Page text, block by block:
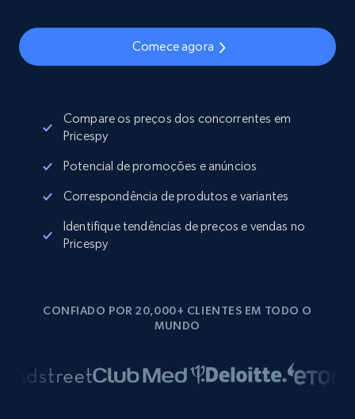
Comece agora
Compare os preços dos concorrentes em
Pricespy
Potencial de promoções e anúncios
Correspondência de produtos e variantes
Identifique tendências de preços e vendas no
Pricespy
CONFIADO POR 20,000+ CLIENTES EM TODO O
MUNDO